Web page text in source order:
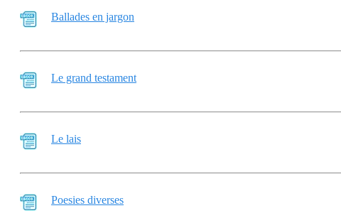
Ballades en jargon
Le grand testament
Le lais
Poesies diverses